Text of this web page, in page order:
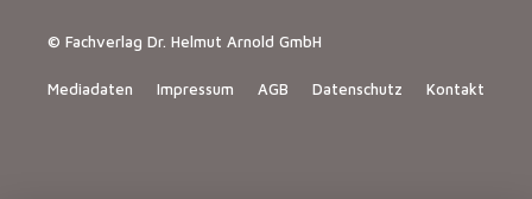
© Fachverlag Dr. Helmut Arnold GmbH
Mediadaten Impressum AGB Datenschutz Kontakt